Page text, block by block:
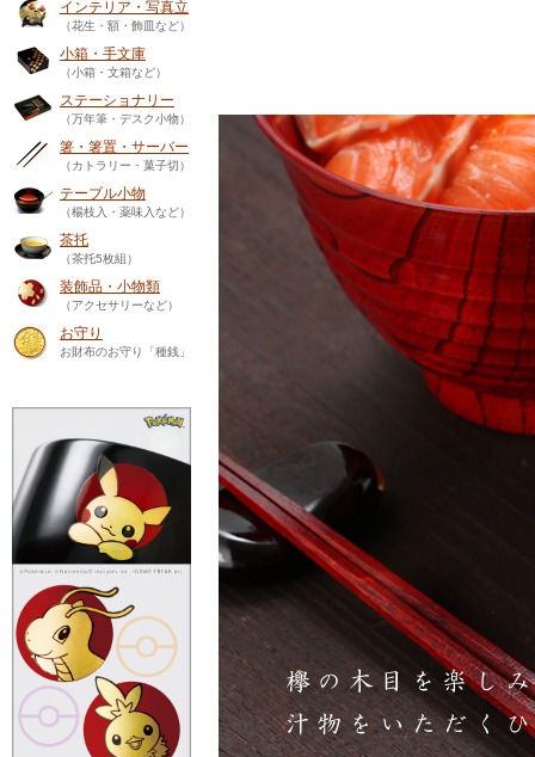
インテリア・写真立
（花生・額・飾皿など）
小箱・手文庫
（小箱・文箱など）
ステーショナリー
（万年筆・デスク小物）
箸・箸置・サーバー
（カトラリー・菓子切）
テーブル小物
（楊枝入・薬味入など）
茶托
（茶托5枚組）
装飾品・小物類
（アクセサリーなど）
お守り
お財布のお守り「種銭」